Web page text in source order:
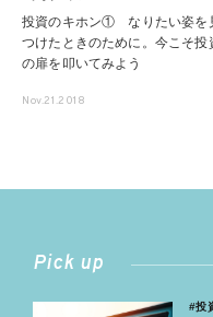
投資のキホン① なりたい姿を
つけたときのために。今こそ投
の扉を叩いてみよう
Nov.21.2018
Pick up
#投